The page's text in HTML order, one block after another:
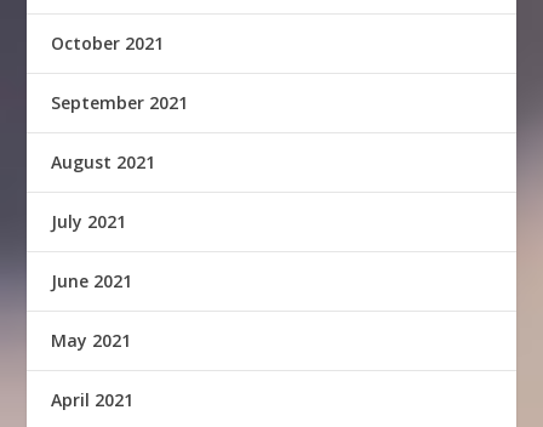
October 2021
September 2021
August 2021
July 2021
June 2021
May 2021
April 2021